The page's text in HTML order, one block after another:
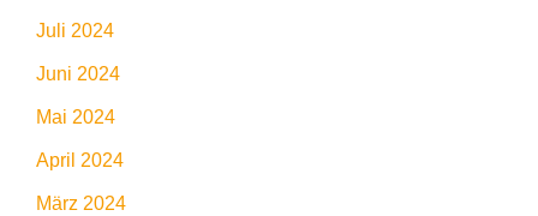
Juli 2024
Juni 2024
Mai 2024
April 2024
März 2024